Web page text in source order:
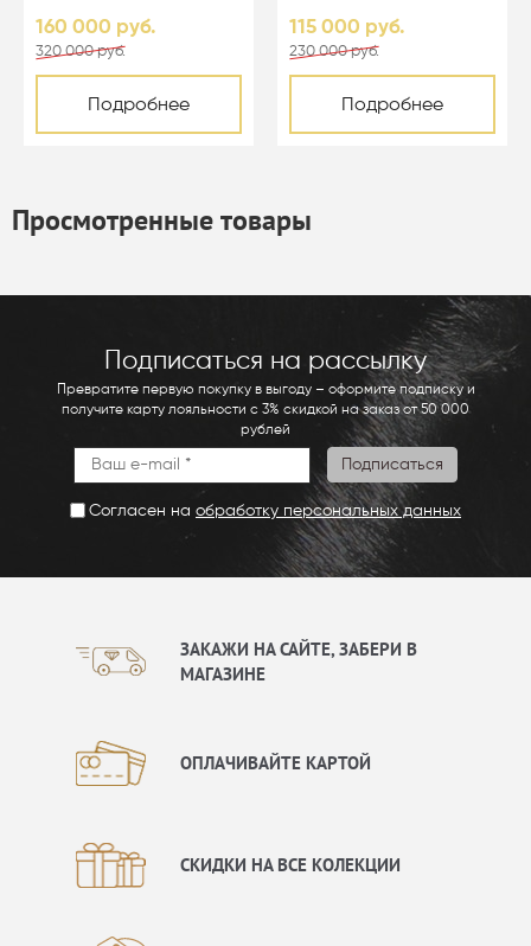
160 000 руб.
320 000 руб.
Подробнее
аврора - 01087
115 000 руб.
230 000 руб.
Подробнее
Просмотренные товары
Подписаться на рассылку
Превратите первую покупку в выгоду – оформите подписку и
получите карту лояльности с 3% скидкой на заказ от 50 000
рублей
Согласен на обработку персональных данных
ЗАКАЖИ НА САЙТЕ, ЗАБЕРИ В
МАГАЗИНЕ
ОПЛАЧИВАЙТЕ КАРТОЙ
СКИДКИ НА ВСЕ КОЛЕКЦИИ